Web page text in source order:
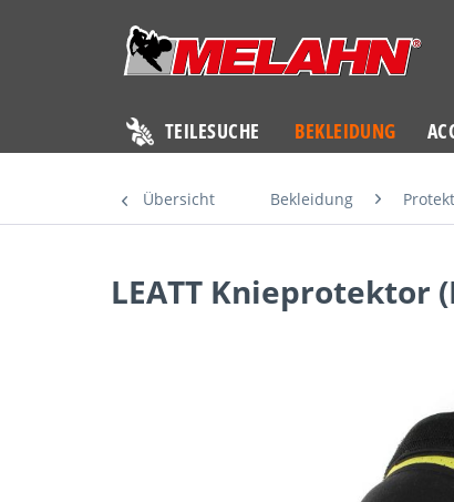
TEILESUCHE BEKLEIDUNG
Übersicht Bekleidung
LEATT Knieprotektor